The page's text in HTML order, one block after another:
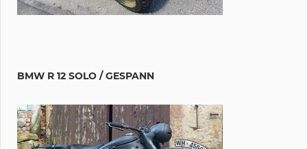
BMW R 12 SOLO / GESPANN